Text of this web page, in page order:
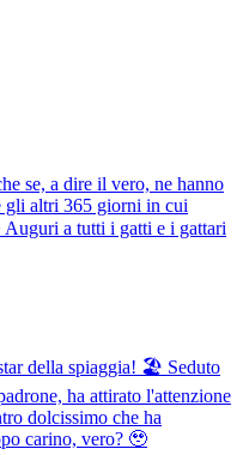
se, a dire il vero, ne hanno
gli altri 365 giorni in cui
a tutti i gatti e i gattari
della spiaggia! 🏖️ Seduto
ha attirato l'attenzione
dolcissimo che ha
carino, vero? 🥹